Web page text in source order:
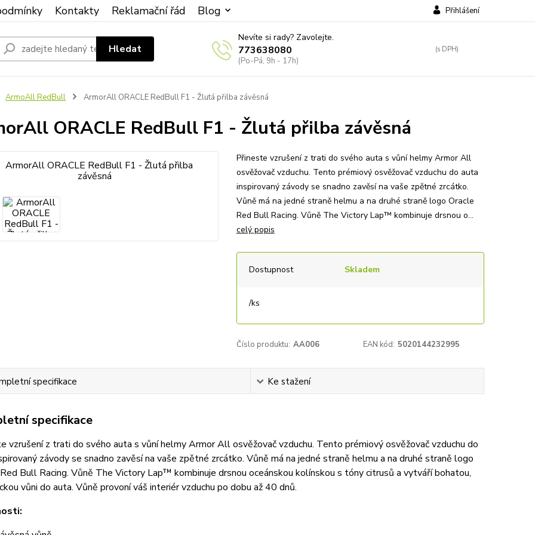
Kontakty Reklamační řád Blog Přihlášení
Hledat
Nevíte si rady? Zavolejte.
773638080
(Po-Pá, 9h - 17h)
ArmoAll RedBull ArmorAll ORACLE RedBull F1 - Žlutá přilba závěsná
ORACLE RedBull F1 - Žlutá přilba závěsná
Přineste vzrušení z trati do svého auta s vůní helmy Armor All
osvěžovač vzduchu. Tento prémiový osvěžovač vzduchu do auta
inspirovaný závody se snadno zavěsí na vaše zpětné zrcátko.
Vůně má na jedné straně helmu a na druhé straně logo Oracle
Red Bull Racing. Vůně The Victory Lap™ kombinuje drsnou o...
celý popis
Dostupnost Skladem
/ks
Číslo produktu: AA006 EAN kód: 5020144232995
specifikace Ke stažení
specifikace
vzrušení z trati do svého auta s vůní helmy Armor All osvěžovač vzduchu. Tento prémiový osvěžovač vzduchu do
závody se snadno zavěsí na vaše zpětné zrcátko. Vůně má na jedné straně helmu a na druhé straně logo
Bull Racing. Vůně The Victory Lap™ kombinuje drsnou oceánskou kolínskou s tóny citrusů a vytváří bohatou,
vůni do auta. Vůně provoní váš interiér vzduchu po dobu až 40 dnů.